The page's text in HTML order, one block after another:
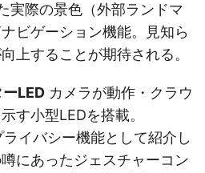
実際の景色（外部ランドマ
ビゲーション機能。見知ら
上することが期待される。
LED カメラが動作・クラウ
す小型LEDを搭載。
イバシー機能として紹介し
にあったジェスチャーコン